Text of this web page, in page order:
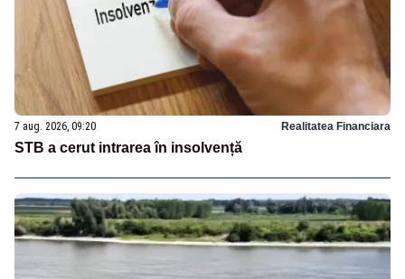
7 aug. 2026, 09:20 Realitatea Financiara
STB a cerut intrarea în insolvență